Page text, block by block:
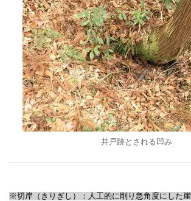
井戸跡とされる凹み
※切岸（きりぎし）：人工的に削り急角度にした崖